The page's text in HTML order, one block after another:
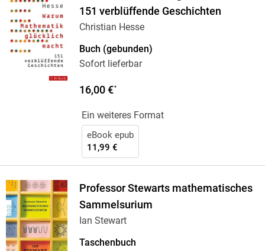
151 verblüffende Geschichten
Christian Hesse
Buch (gebunden)
Sofort lieferbar
16,00 €*
Ein weiteres Format
eBook epub
11,99 €
Professor Stewarts mathematisches
Sammelsurium
Ian Stewart
Taschenbuch